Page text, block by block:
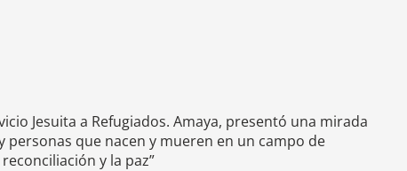
Jesuita a Refugiados. Amaya, presentó una mirada
personas que nacen y mueren en un campo de
y la paz”